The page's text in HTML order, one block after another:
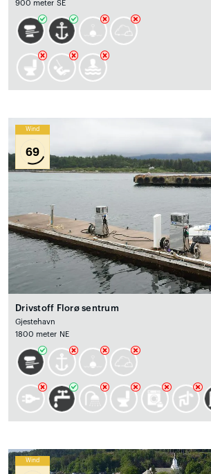
900 meter SE
Wind
69
Drivstoff Florø sentrum
Gjestehavn
1800 meter NE
Wind